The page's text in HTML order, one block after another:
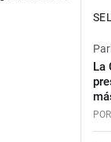
La